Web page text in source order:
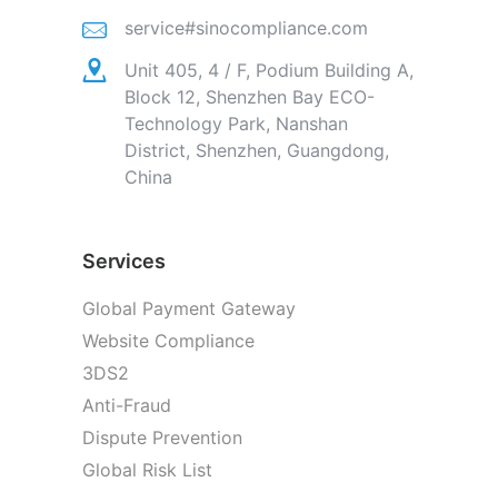
service#sinocompliance.com
Unit 405, 4 / F, Podium Building A,
Block 12, Shenzhen Bay ECO-
Technology Park, Nanshan
District, Shenzhen, Guangdong,
China
Services
Global Payment Gateway
Website Compliance
3DS2
Anti-Fraud
Dispute Prevention
Global Risk List